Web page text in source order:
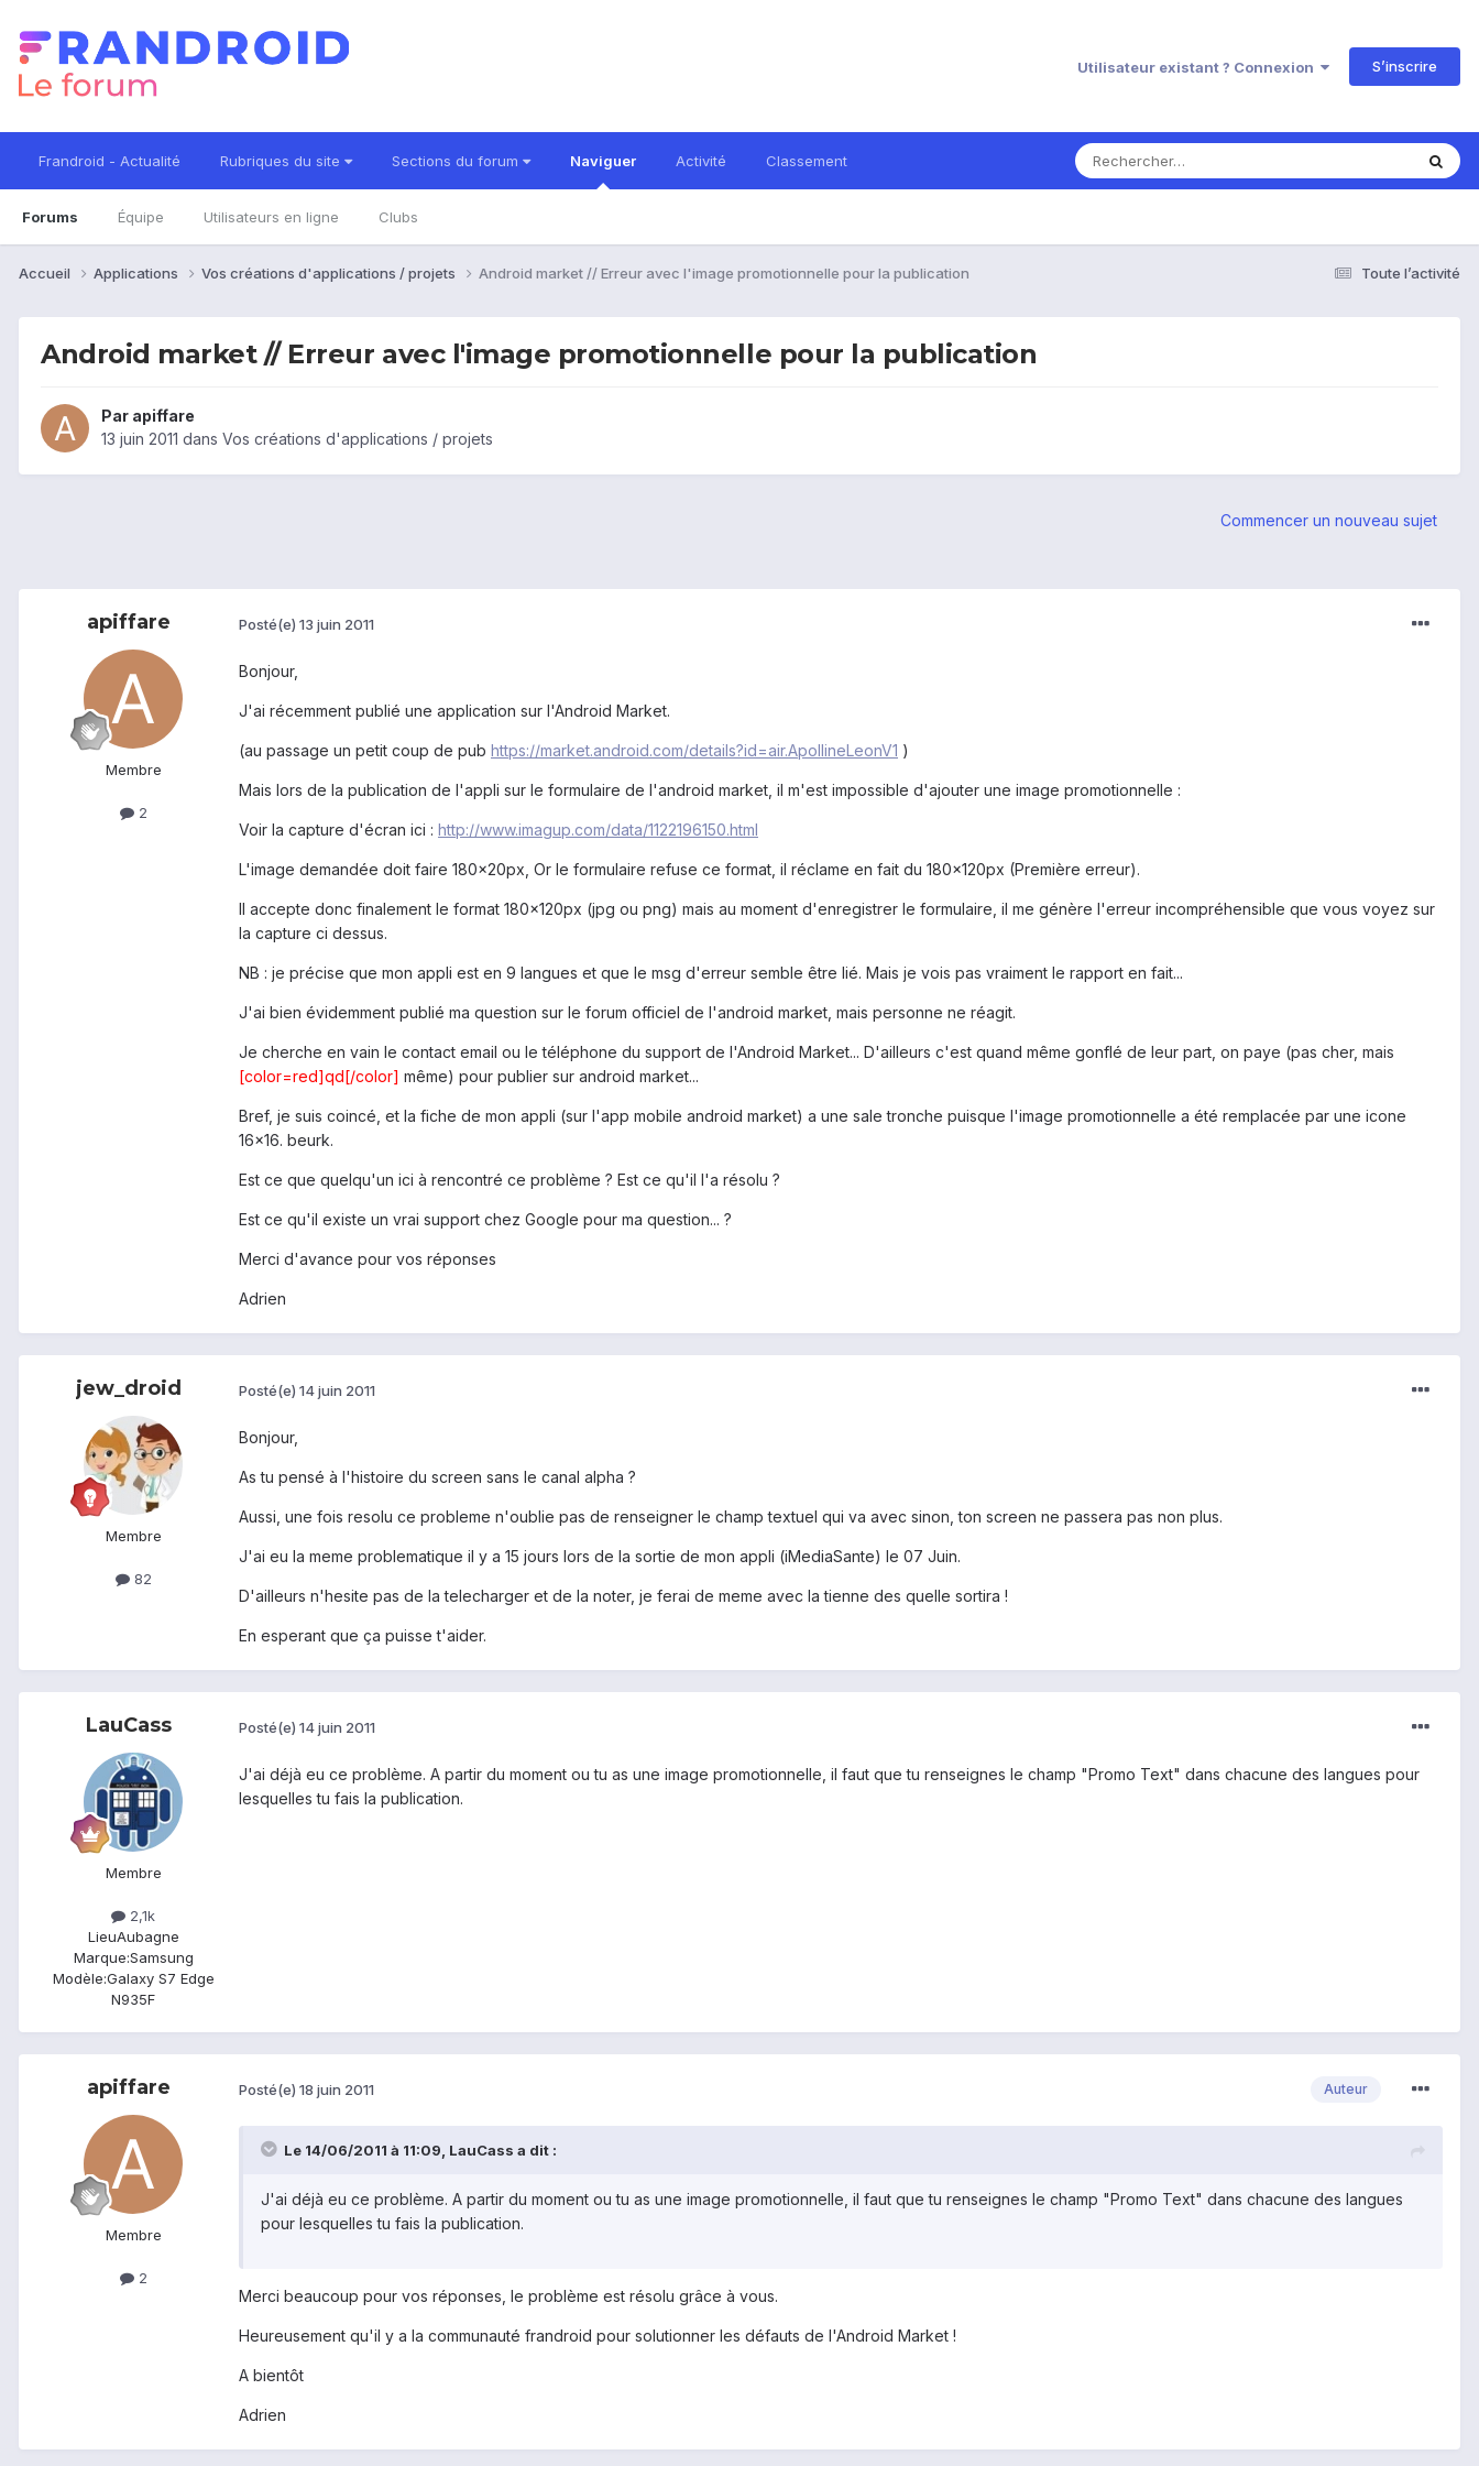
Utilisateur existant ? Connexion S’inscrire
Frandroid - Actualité Rubriques du site Sections du forum Naviguer
Forums Équipe Utilisateurs en ligne Clubs
Activité Classement
Toute l’activité
Accueil Applications Vos créations d'applications / projets Android market // Erreur avec l'image promotionnelle pour la publication
Android market // Erreur avec l'image promotionnelle pour la publication
Par apiffare
13 juin 2011 dans Vos créations d'applications / projets
Commencer un nouveau sujet
apiffare
Membre
2
Posté(e) 13 juin 2011
Bonjour,
J'ai récemment publié une application sur l'Android Market.
(au passage un petit coup de pub https://market.android.com/details?id=air.ApollineLeonV1 )
Mais lors de la publication de l'appli sur le formulaire de l'android market, il m'est impossible d'ajouter une image promotionnelle :
Voir la capture d'écran ici : http://www.imagup.com/data/1122196150.html
L'image demandée doit faire 180x20px, Or le formulaire refuse ce format, il réclame en fait du 180x120px (Première erreur).
Il accepte donc finalement le format 180x120px (jpg ou png) mais au moment d'enregistrer le formulaire, il me génère l'erreur incompréhensible que vous voyez sur
la capture ci dessus.
NB : je précise que mon appli est en 9 langues et que le msg d'erreur semble être lié. Mais je vois pas vraiment le rapport en fait...
J'ai bien évidemment publié ma question sur le forum officiel de l'android market, mais personne ne réagit.
Je cherche en vain le contact email ou le téléphone du support de l'Android Market... D'ailleurs c'est quand même gonflé de leur part, on paye (pas cher, mais
[color=red]qd[/color] même) pour publier sur android market...
Bref, je suis coincé, et la fiche de mon appli (sur l'app mobile android market) a une sale tronche puisque l'image promotionnelle a été remplacée par une icone
16x16. beurk.
Est ce que quelqu'un ici à rencontré ce problème ? Est ce qu'il l'a résolu ?
Est ce qu'il existe un vrai support chez Google pour ma question... ?
Merci d'avance pour vos réponses
Adrien
jew_droid
Membre
82
Posté(e) 14 juin 2011
Bonjour,
As tu pensé à l'histoire du screen sans le canal alpha ?
Aussi, une fois resolu ce probleme n'oublie pas de renseigner le champ textuel qui va avec sinon, ton screen ne passera pas non plus.
J'ai eu la meme problematique il y a 15 jours lors de la sortie de mon appli (iMediaSante) le 07 Juin.
D'ailleurs n'hesite pas de la telecharger et de la noter, je ferai de meme avec la tienne des quelle sortira !
En esperant que ça puisse t'aider.
LauCass
Membre
2,1k
LieuAubagne
Marque:Samsung
Modèle:Galaxy S7 Edge
N935F
Posté(e) 14 juin 2011
J'ai déjà eu ce problème. A partir du moment ou tu as une image promotionnelle, il faut que tu renseignes le champ "Promo Text" dans chacune des langues pour
lesquelles tu fais la publication.
apiffare
Membre
2
Auteur
Posté(e) 18 juin 2011
Le 14/06/2011 à 11:09, LauCass a dit :
J'ai déjà eu ce problème. A partir du moment ou tu as une image promotionnelle, il faut que tu renseignes le champ "Promo Text" dans chacune des langues
pour lesquelles tu fais la publication.
Merci beaucoup pour vos réponses, le problème est résolu grâce à vous.
Heureusement qu'il y a la communauté frandroid pour solutionner les défauts de l'Android Market !
A bientôt
Adrien